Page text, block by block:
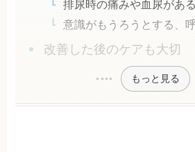
排尿時の痛みや血尿がある
意識がもうろうとする、
改善した後のケアも大切
もっと見る